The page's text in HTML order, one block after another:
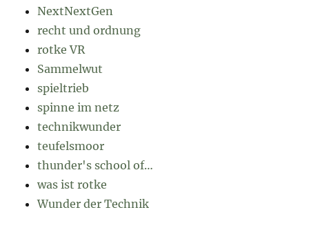
NextNextGen
recht und ordnung
rotke VR
Sammelwut
spieltrieb
spinne im netz
technikwunder
teufelsmoor
thunder's school of…
was ist rotke
Wunder der Technik